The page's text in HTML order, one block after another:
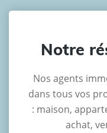
Notre
Nos agents
dans tous vos
: maison,
achat,